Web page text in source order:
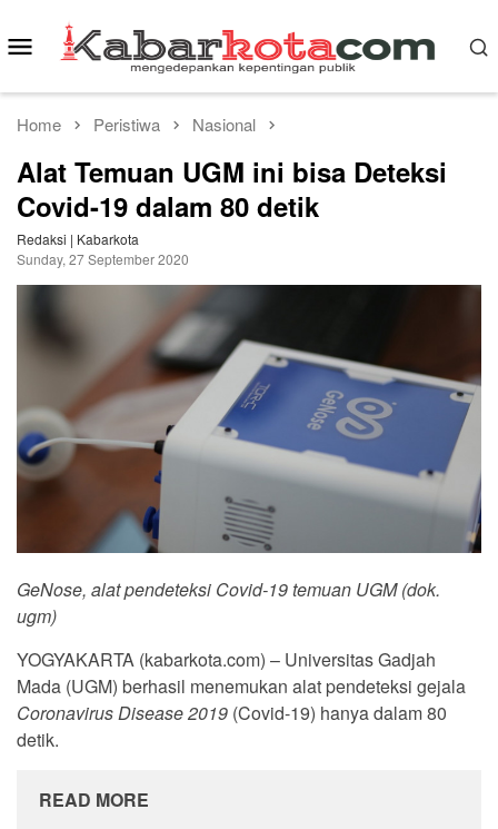
to
content
Mobile
Menu
Home Peristiwa Nasional
Alat Temuan UGM ini bisa Deteksi
Covid-19 dalam 80 detik
Redaksi | Kabarkota
Sunday, 27 September 2020
GeNose, alat pendeteksi Covid-19 temuan UGM (dok.
ugm)
YOGYAKARTA (kabarkota.com) – Universitas Gadjah
Mada (UGM) berhasil menemukan alat pendeteksi gejala
Coronavirus Disease 2019 (Covid-19) hanya dalam 80
detik.
READ MORE